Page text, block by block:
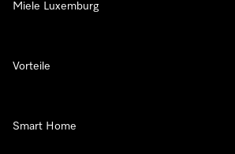
Miele Luxemburg
Vorteile
Smart Home